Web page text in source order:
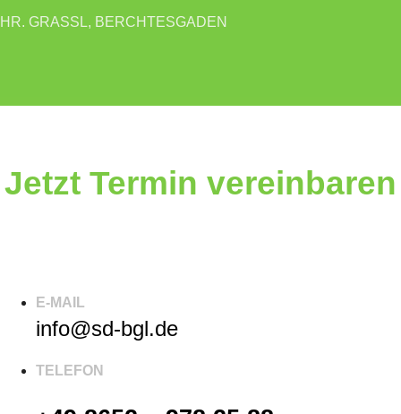
HR. GRASSL, BERCHTESGADEN
Jetzt Termin vereinbaren
E-MAIL
info@sd-bgl.de
TELEFON